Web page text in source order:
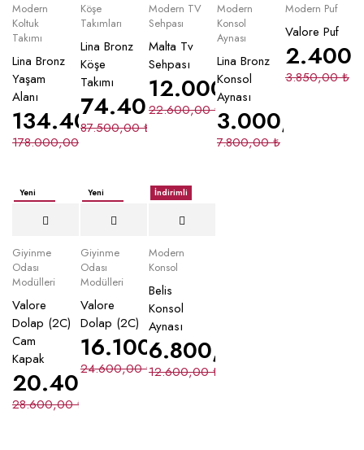
Modern
Koltuk
Takımı
Lina Bronz
Yaşam
Alanı
178.000,00
134.400,00₺
Köşe
Takımları
Lina Bronz
Köşe
Takımı
87.500,00₺
74.400,00₺
Modern TV
Sehpası
Malta Tv
Sehpası
22.600,00₺
12.000,00
Modern
Konsol
Aynası
Lina Bronz
Konsol
Aynası
7.800,00₺
3.000,00
Modern Puf
Valore Puf
3.850,00₺
Yeni
Giyinme
Odası
Modülleri
Valore
Dolap (2C)
Cam
Kapak
28.600,00₺
20.400,00₺
Yeni
Giyinme
Odası
Modülleri
Valore
Dolap (2C)
24.600,00₺
16.100,00₺
İndirimli
Modern
Konsol
Belis
Konsol
Aynası
12.600,00₺
6.800,00